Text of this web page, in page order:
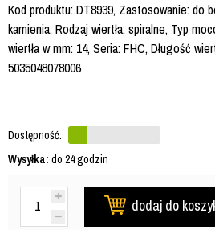
Kod produktu: DT8939, Zastosowanie: do
kamienia, Rodzaj wiertła: spiralne, Typ
wiertła w mm: 14, Seria: FHC, Długość
5035048078006
Dostępność:
Wysyłka: do 24 godzin
dodaj do